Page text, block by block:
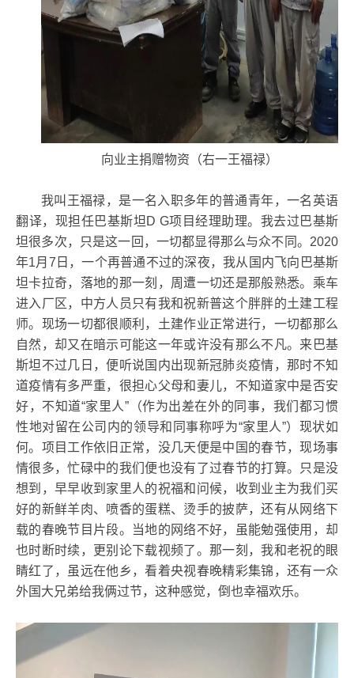
向业主捐赠物资（右一王福禄）
我叫王福禄，是一名入职多年的普通青年，一名英语
翻译，现担任巴基斯坦D G项目经理助理。我去过巴基斯
坦很多次，只是这一回，一切都显得那么与众不同。2020
年1月7日，一个再普通不过的深夜，我从国内飞向巴基斯
坦卡拉奇，落地的那一刻，周遭一切还是那般熟悉。乘车
进入厂区，中方人员只有我和祝新普这个胖胖的土建工程
师。现场一切都很顺利，土建作业正常进行，一切都那么
自然，却又在暗示可能这一年或许没有那么不凡。来巴基
斯坦不过几日，便听说国内出现新冠肺炎疫情，那时不知
道疫情有多严重，很担心父母和妻儿，不知道家中是否安
好，不知道“家里人”（作为出差在外的同事，我们都习惯
性地对留在公司内的领导和同事称呼为“家里人”）现状如
何。项目工作依旧正常，没几天便是中国的春节，现场事
情很多，忙碌中的我们便也没有了过春节的打算。只是没
想到，早早收到家里人的祝福和问候，收到业主为我们买
好的新鲜羊肉、喷香的蛋糕、烫手的披萨，还有从网络下
载的春晚节目片段。当地的网络不好，虽能勉强使用，却
也时断时续，更别论下载视频了。那一刻，我和老祝的眼
睛红了，虽远在他乡，看着央视春晚精彩集锦，还有一众
外国大兄弟给我俩过节，这种感觉，倒也幸福欢乐。